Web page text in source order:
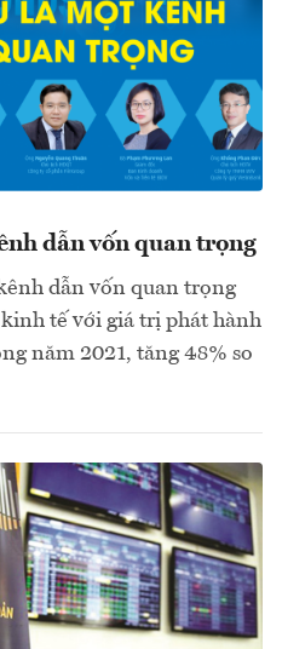
dẫn vốn quan trọng
dẫn vốn quan trọng
tế với giá trị phát hành
năm 2021, tăng 48% so